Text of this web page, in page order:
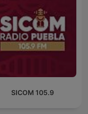
SICOM 105.9